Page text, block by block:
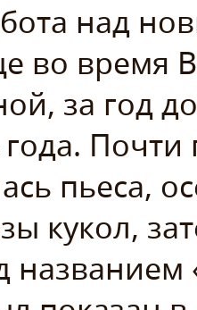
над
во время
за год
Почти
пьеса,
кукол,